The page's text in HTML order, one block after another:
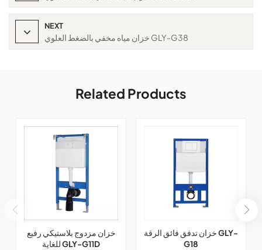
NEXT
خزان مياه مخفي بالضغط العلوي GLY-G38
Related Products
خزان مزدوج بلاستيكي رفيع
للغاية GLY-G11D
خزان تدفق فائق الرقة GLY-
G18